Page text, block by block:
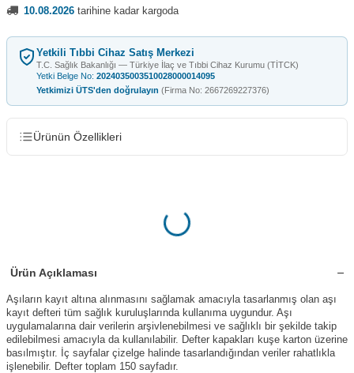
10.08.2026 tarihine kadar kargoda
Yetkili Tıbbi Cihaz Satış Merkezi
T.C. Sağlık Bakanlığı — Türkiye İlaç ve Tıbbi Cihaz Kurumu (TİTCK)
Yetki Belge No: 2024035003510028000014095
Yetkimizi ÜTS'den doğrulayın (Firma No: 2667269227376)
Ürünün Özellikleri
Ürün Açıklaması
Aşıların kayıt altına alınmasını sağlamak amacıyla tasarlanmış olan aşı
kayıt defteri tüm sağlık kuruluşlarında kullanıma uygundur. Aşı
uygulamalarına dair verilerin arşivlenebilmesi ve sağlıklı bir şekilde takip
edilebilmesi amacıyla da kullanılabilir. Defter kapakları kuşe karton üzerine
basılmıştır. İç sayfalar çizelge halinde tasarlandığından veriler rahatlıkla
işlenebilir. Defter toplam 150 sayfadır.